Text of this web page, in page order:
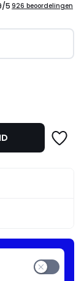
/5 926 beoordelingen